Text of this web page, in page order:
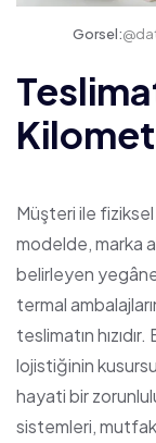
Gorsel:
Müşteri ile
modelde, marka
belirleyen
termal
teslimatın
lojistiğinin
hayati bir
sistemleri,